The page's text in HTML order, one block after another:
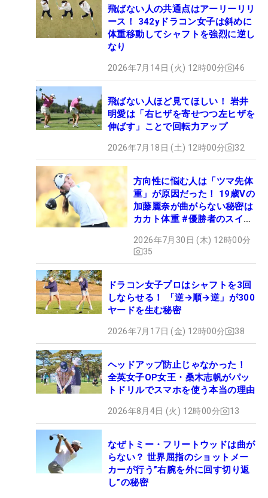
飛ばない人の共通点はアーリーリリ
ース！ 342yドラコン女子は斜めに
体重移動してシャフトを強烈に逆し
なり
2026年7月14日 (火) 12時00分 46
飛ばない人ほど見てほしい！ 岩井
明愛は「右ヒザを寄せつつ左ヒザを
伸ばす」ことで回転力アップ
2026年7月18日 (土) 12時00分 32
方向性に悩む人は「ツマ先体
重」が原因だった！ 19歳Vの
加藤麗奈が曲がらない秘密は
カカト体重 #優勝者のスイン
2026年7月30日 (木) 12時00分
35
ドラコン女子プロはシャフトを3回
しならせる！ 「逆→順→逆」が300
ヤードを生む秘密
2026年7月17日 (金) 12時00分 38
ヘッドアップ防止じゃなかった！
全英女子OP女王・桑木志帆がパッ
トドリルでスマホを使う本当の理由
2026年8月4日 (火) 12時00分 13
なぜトミー・フリートウッドは曲が
らない？ 世界屈指のショットメー
カーが行う”右腕を外に回す切り返
し”の秘密